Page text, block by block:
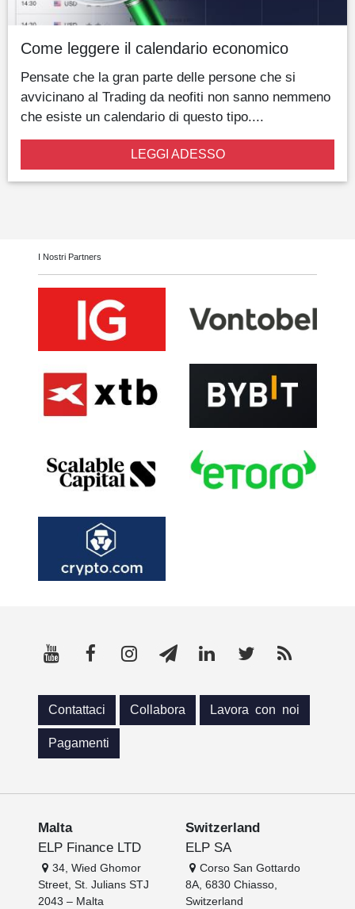
Come leggere il calendario economico
Pensate che la gran parte delle persone che si
avvicinano al Trading da neofiti non sanno nemmeno
che esiste un calendario di questo tipo....
LEGGI ADESSO
I Nostri Partners
Contattaci Collabora Lavora con noi
Pagamenti
Malta
ELP Finance LTD
34, Wied Ghomor
Street, St. Julians STJ
2043 – Malta
Switzerland
ELP SA
Corso San Gottardo
8A, 6830 Chiasso,
Switzerland